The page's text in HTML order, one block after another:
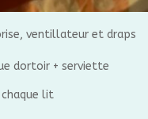
ventillateur et draps
dortoir + serviette
chaque lit